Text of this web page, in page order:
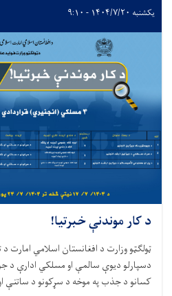
یکشنبه ۱۴۰۴/۷/۲۰ - ۹:۱۰
د کار موندنې خبرتیا!
ټولگټو وزارت د افغانستان اسلامي امارت
دسپارلو دیوې سالمې او مسلکي ادارې د
کسانو د جذب په موخه د سړکونو د ساتنې